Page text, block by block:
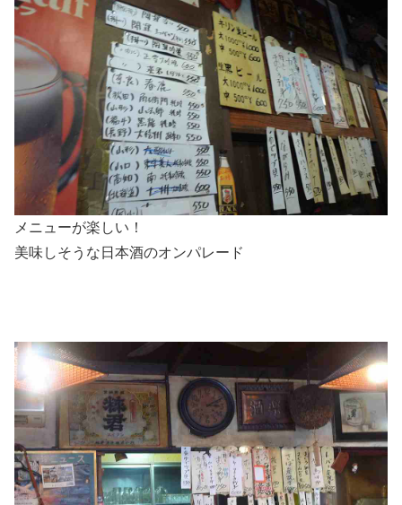
メニューが楽しい！
美味しそうな日本酒のオンパレード